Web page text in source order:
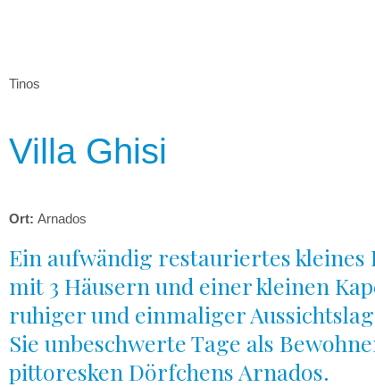
Tinos
Villa Ghisi
Ort: Arnados
Ein aufwändig restauriertes kleines
mit 3 Häusern und einer kleinen
ruhiger und einmaliger
Sie unbeschwerte Tage als
pittoresken Dörfchens Arnados.